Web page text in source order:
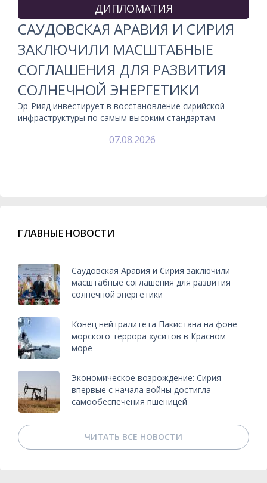
ДИПЛОМАТИЯ
САУДОВСКАЯ АРАВИЯ И СИРИЯ
ЗАКЛЮЧИЛИ МАСШТАБНЫЕ
СОГЛАШЕНИЯ ДЛЯ РАЗВИТИЯ
СОЛНЕЧНОЙ ЭНЕРГЕТИКИ
Эр-Рияд инвестирует в восстановление сирийской
инфраструктуры по самым высоким стандартам
07.08.2026
ГЛАВНЫЕ НОВОСТИ
Саудовская Аравия и Сирия заключили
масштабные соглашения для развития
солнечной энергетики
Конец нейтралитета Пакистана на фоне
морского террора хуситов в Красном
море
Экономическое возрождение: Сирия
впервые с начала войны достигла
самообеспечения пшеницей
ЧИТАТЬ ВСЕ НОВОСТИ